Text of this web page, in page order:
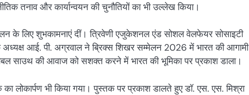
तनाव और कार्यान्वयन की चुनौतियों का भी उल्लेख किया।
के लिए शुभकामनाएं दीं। त्रिवेणी एजुकेशनल एंड सोशल वेलफेयर सोसाइटी
आई. पी. अग्रवाल ने ब्रिक्स शिखर सम्मेलन 2026 में भारत की आगामी
साउथ की आवाज को सशक्त करने में भारत की भूमिका पर प्रकाश डाला।
लोकार्पण भी किया गया। पुस्तक पर प्रकाश डालते हुए डॉ. एस. एस. मिश्रा